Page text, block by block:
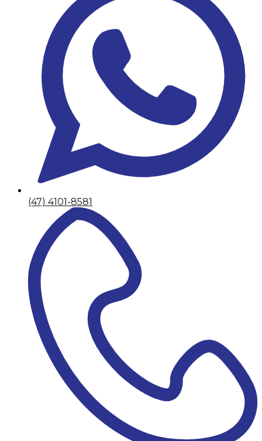
(47) 4101-8581